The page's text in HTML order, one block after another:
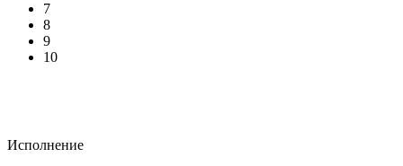
7
8
9
10
Исполнение